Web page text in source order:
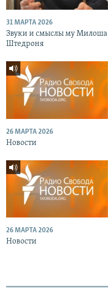
31 МАРТА 2026
Звуки и смыслы му Милоша
Штедроня
26 МАРТА 2026
Новости
26 МАРТА 2026
Новости